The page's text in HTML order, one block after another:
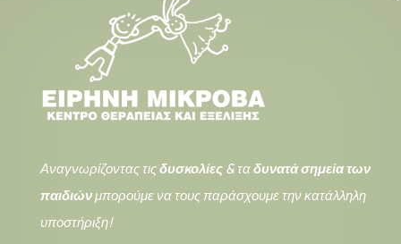
Αναγνωρίζοντας τιςδυσκολίες & ταδυνατά σημεία των
παιδιώνμπορούμε να τους παράσχουμε την κατάλληλη
υποστήριξη!